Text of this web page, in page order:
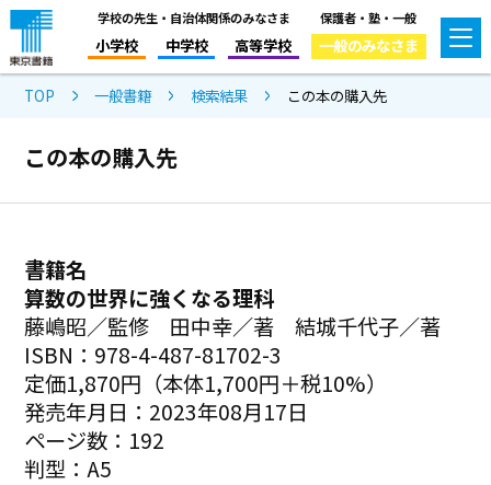
学校の先生・自治体関係のみなさま
小学校 中学校 高等学校
保護者・塾・一般
一般のみなさま
TOP 一般書籍 検索結果 この本の購入先
この本の購入先
書籍名
算数の世界に強くなる理科
藤嶋昭／監修 田中幸／著 結城千代子／著
ISBN：978-4-487-81702-3
定価1,870円（本体1,700円＋税10%）
発売年月日：2023年08月17日
ページ数：192
判型：A5